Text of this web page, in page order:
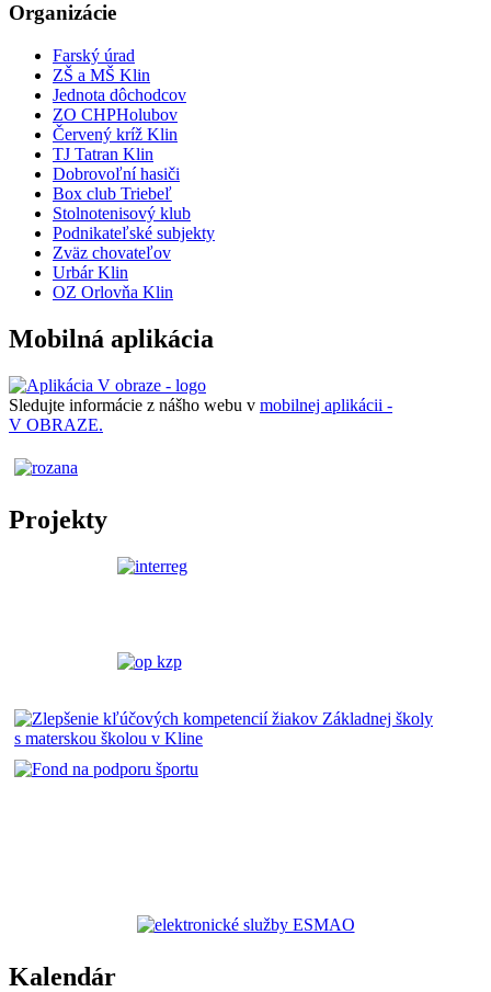
Organizácie
Farský úrad
ZŠ a MŠ Klin
Jednota dôchodcov
ZO CHPHolubov
Červený kríž Klin
TJ Tatran Klin
Dobrovoľní hasiči
Box club Triebeľ
Stolnotenisový klub
Podnikateľské subjekty
Zväz chovateľov
Urbár Klin
OZ Orlovňa Klin
Mobilná aplikácia
Sledujte informácie z nášho webu v mobilnej aplikácii -
V OBRAZE.
Projekty
Kalendár